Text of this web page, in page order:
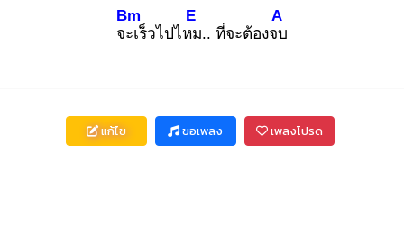
จะเ
Bm
ร็วไปไหม
E
.. ที่จะต้องจบ
A
แก้ไข ขอเพลง เพลงโปรด